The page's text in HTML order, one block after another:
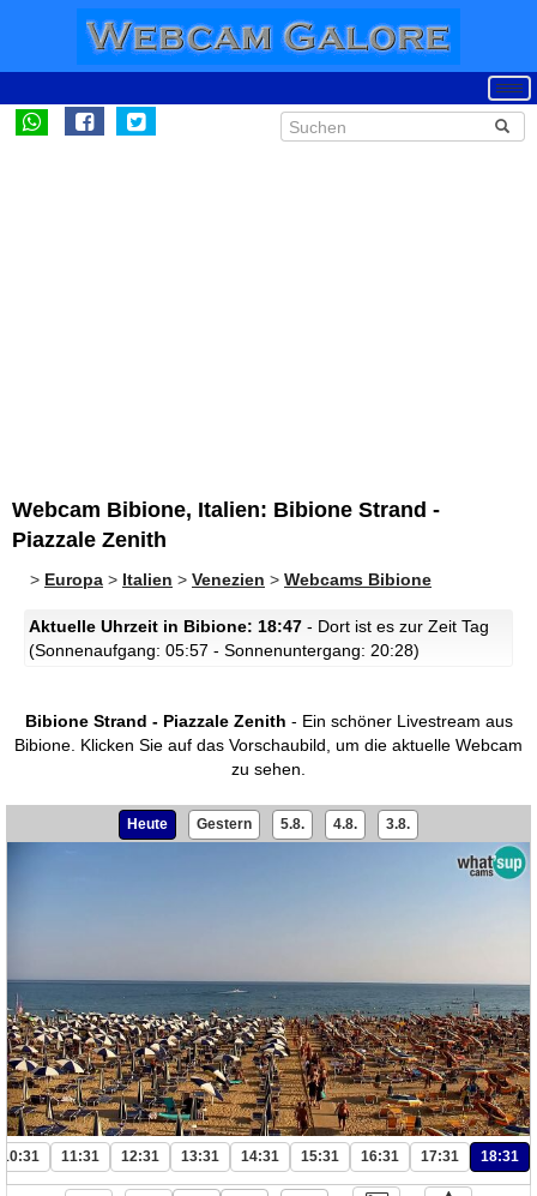
Webcam Bibione, Italien: Bibione Strand -
Piazzale Zenith
> Europa > Italien > Venezien > Webcams Bibione
Aktuelle Uhrzeit in Bibione: 18:47 - Dort ist es zur Zeit Tag
(Sonnenaufgang: 05:57 - Sonnenuntergang: 20:28)
Bibione Strand - Piazzale Zenith - Ein schöner Livestream aus
Bibione. Klicken Sie auf das Vorschaubild, um die aktuelle Webcam
zu sehen.
Heute Gestern 5.8. 4.8. 3.8.
10:31 11:31 12:31 13:31 14:31 15:31 16:31 17:31 18:31